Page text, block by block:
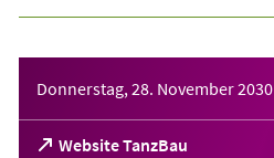
Donnerstag, 28. November 2030
Website TanzBau
(Öffnet